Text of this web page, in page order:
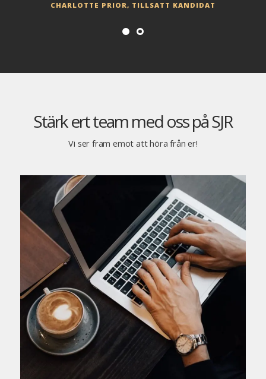
CHARLOTTE PRIOR, TILLSATT KANDIDAT
Stärk ert team med oss på SJR
Vi ser fram emot att höra från er!